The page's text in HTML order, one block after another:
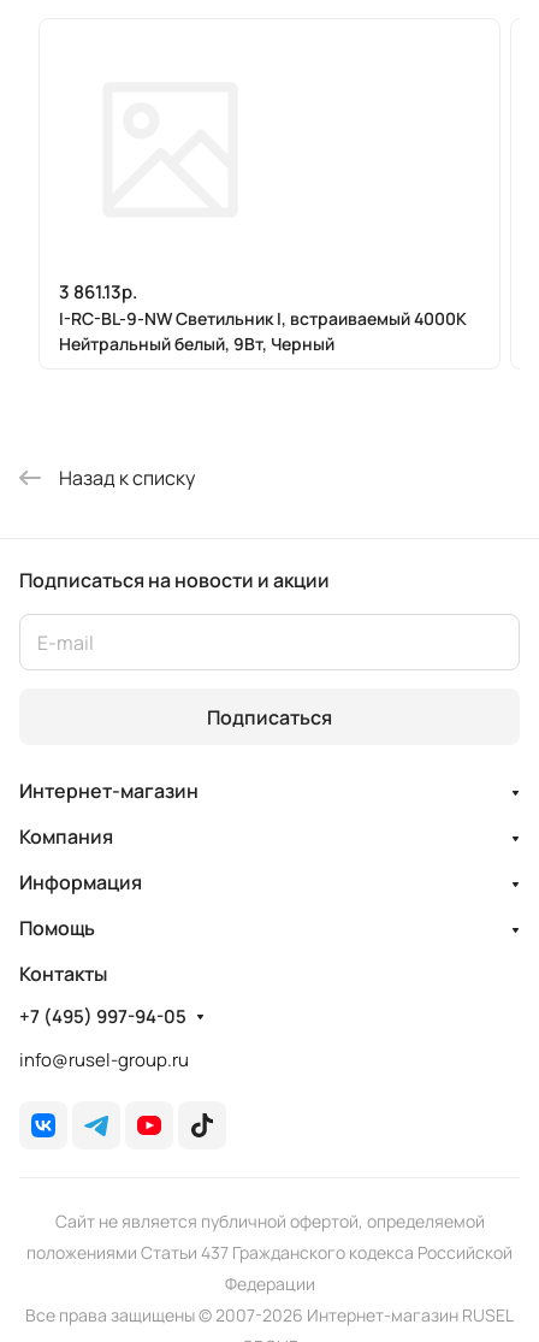
3 861.13р.
I-RC-BL-9-NW Cветильник I, встраиваемый 4000К
Нейтральный белый, 9Вт, Черный
Назад к списку
Подписаться на новости и акции
Подписаться
Интернет-магазин
Компания
Информация
Помощь
Контакты
+7 (495) 997-94-05
info@rusel-group.ru
Сайт не является публичной офертой, определяемой
положениями Статьи 437 Гражданского кодекса Российской
Федерации
Все права защищены © 2007-2026 Интернет-магазин RUSEL